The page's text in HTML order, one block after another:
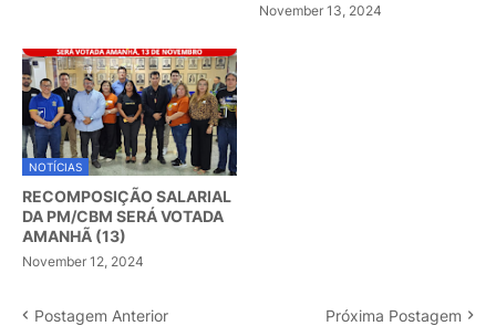
November 13, 2024
NOTÍCIAS
RECOMPOSIÇÃO SALARIAL
DA PM/CBM SERÁ VOTADA
AMANHÃ (13)
November 12, 2024
Postagem Anterior Próxima Postagem